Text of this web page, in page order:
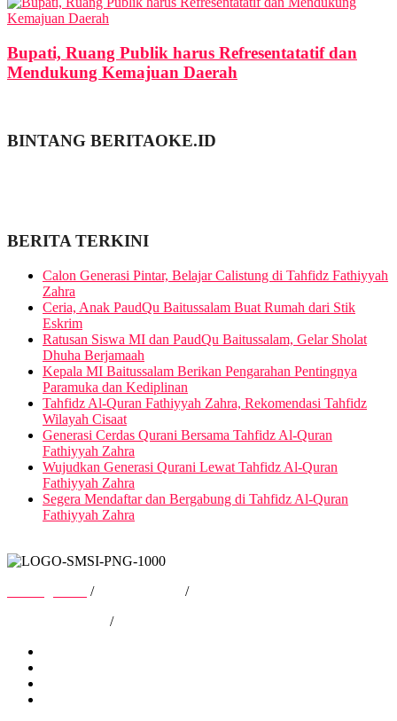
Bupati, Ruang Publik harus Refresentatatif dan
Mendukung Kemajuan Daerah
BINTANG BERITAOKE.ID
BERITA TERKINI
Calon Generasi Pintar, Belajar Calistung di Tahfidz Fathiyyah
Zahra
Ceria, Anak PaudQu Baitussalam Buat Rumah dari Stik
Eskrim
Ratusan Siswa MI dan PaudQu Baitussalam, Gelar Sholat
Dhuha Berjamaah
Kepala MI Baitussalam Berikan Pengarahan Pentingnya
Paramuka dan Kediplinan
Tahfidz Al-Quran Fathiyyah Zahra, Rekomendasi Tahfidz
Wilayah Cisaat
Generasi Cerdas Qurani Bersama Tahfidz Al-Quran
Fathiyyah Zahra
Wujudkan Generasi Qurani Lewat Tahfidz Al-Quran
Fathiyyah Zahra
Segera Mendaftar dan Bergabung di Tahfidz Al-Quran
Fathiyyah Zahra
/
/
/